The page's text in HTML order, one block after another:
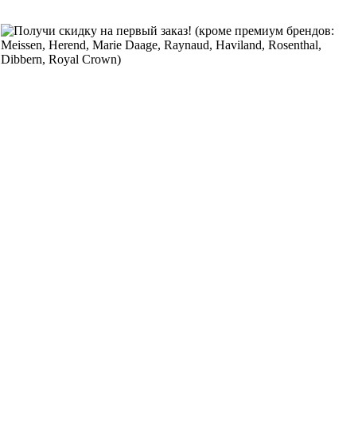
Получи скидку на первый заказ! (кроме премиум брендов:
Meissen, Herend, Marie Daage, Raynaud, Haviland, Rosenthal,
Dibbern, Royal Crown)